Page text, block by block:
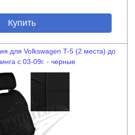
для Volkswagen T-5 (2 места) до
с 03-09г. - черные